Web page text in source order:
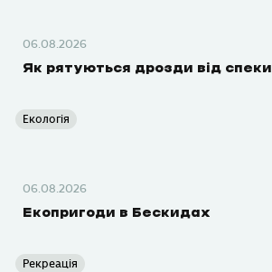
06.08.2026
Як рятуються дрозди від спеки
Екологія
06.08.2026
Екопригоди в Бескидах
Рекреація